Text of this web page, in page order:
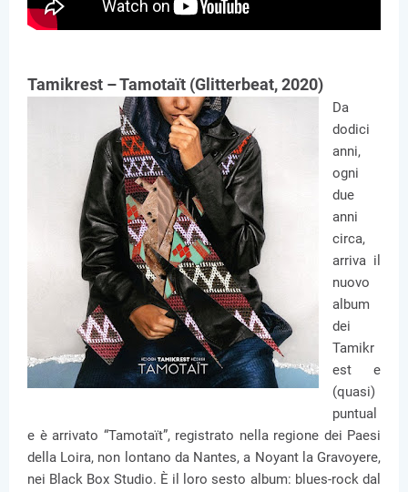
Tamikrest – Tamotaït (Glitterbeat, 2020)
Da
dodici
anni,
ogni
due
anni
circa,
arriva il
nuovo
album
dei
Tamikr
est e
(quasi)
puntual
e è arrivato “Tamotaït”, registrato nella regione dei Paesi
della Loira, non lontano da Nantes, a Noyant la Gravoyere,
nei Black Box Studio. È il loro sesto album: blues-rock dal